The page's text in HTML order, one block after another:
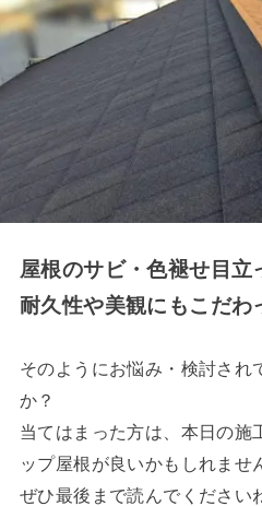
屋根のサビ・色褪せ目立
耐久性や美観にもこだわ
そのようにお悩み・検討され
か？
当てはまった方は、本日の施
ップ屋根が良いかもしれませ
ぜひ最後まで読んでください